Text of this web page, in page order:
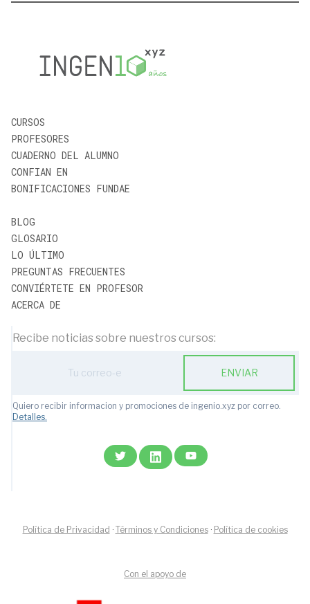
CURSOS
PROFESORES
CUADERNO DEL ALUMNO
CONFIAN EN
BONIFICACIONES FUNDAE
BLOG
GLOSARIO
LO ÚLTIMO
PREGUNTAS FRECUENTES
CONVIÉRTETE EN PROFESOR
ACERCA DE
Recibe noticias sobre nuestros cursos:
ENVIAR
Quiero recibir informacion y promociones de ingenio.xyz por correo.
Detalles.
Política de Privacidad · Términos y Condiciones· Política de cookies
Con el apoyo de